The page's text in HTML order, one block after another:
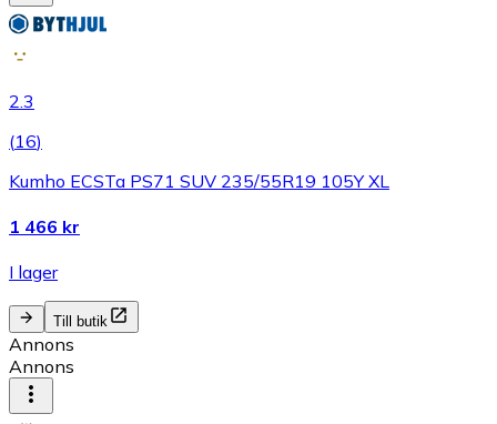
2.3
(16)
Kumho ECSTa PS71 SUV 235/55R19 105Y XL
1 466 kr
I lager
Till butik
Annons
Annons